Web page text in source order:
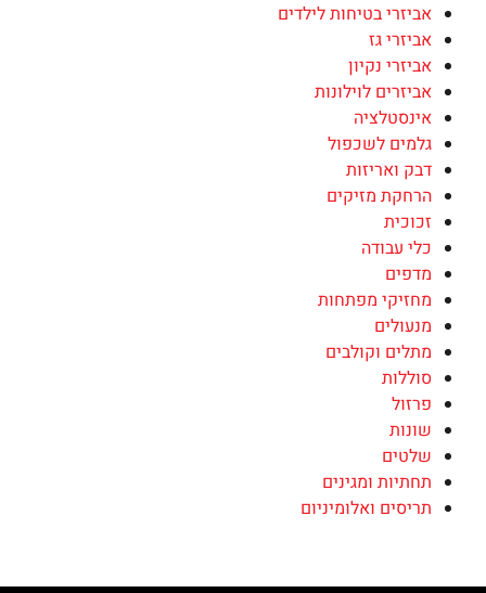
אביזרי בטיחות לילדים
אביזרי גז
אביזרי נקיון
אביזרים לוילונות
אינסטלציה
גלמים לשכפול
דבק ואריזות
הרחקת מזיקים
זכוכית
כלי עבודה
מדפים
מחזיקי מפתחות
מנעולים
מתלים וקולבים
סוללות
פרזול
שונות
שלטים
תחתיות ומגינים
תריסים ואלומיניום